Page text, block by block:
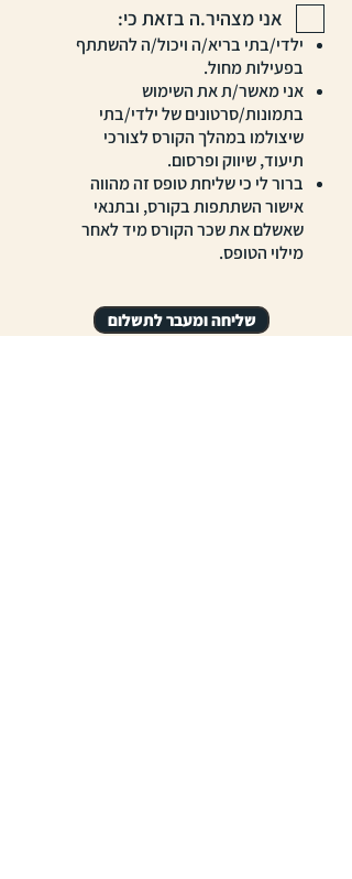
אני מצהיר.ה בזאת כי:
ילדי/בתי בריא/ה ויכול/ה להשתתף
בפעילות מחול.
אני מאשר/ת את השימוש
בתמונות/סרטונים של ילדי/בתי
שיצולמו במהלך הקורס לצורכי
תיעוד, שיווק ופרסום.
ברור לי כי שליחת טופס זה מהווה
אישור השתתפות בקורס, ובתנאי
שאשלם את שכר הקורס מיד לאחר
מילוי הטופס.
שליחה ומעבר לתשלום